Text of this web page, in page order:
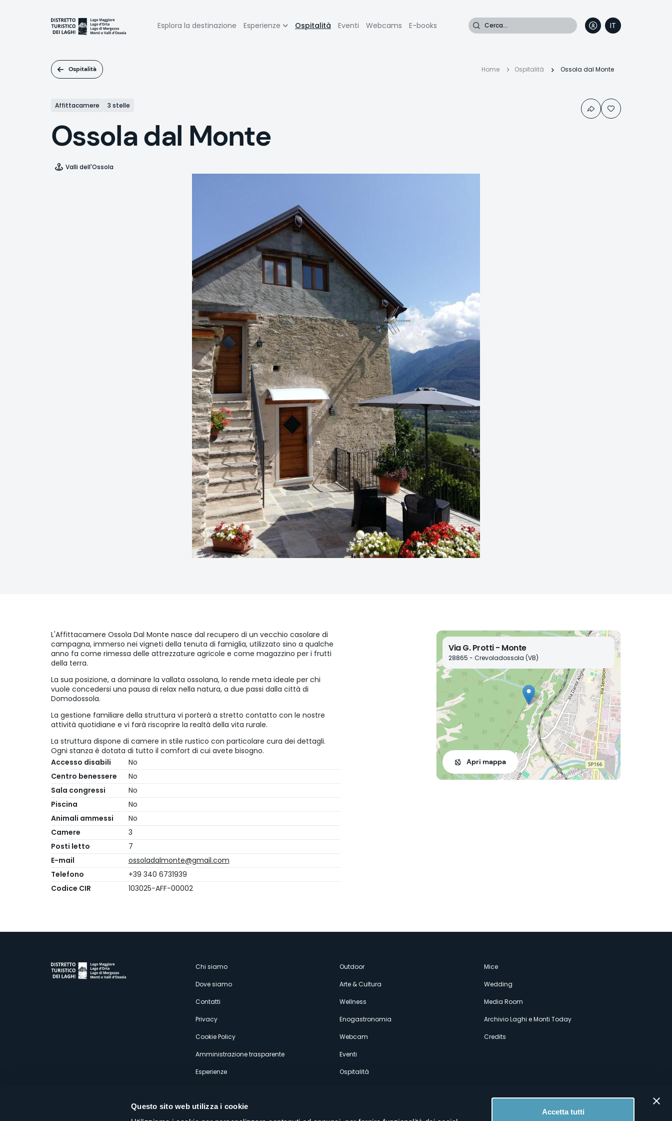
Questo sito web utilizza i cookie
Accetta tutti
Navigazione
Esplora la destinazione Esperienze Ospitalità Eventi Webcams E-books Cerca
IT
EN
FR
DE
Ospitalità
Briciole
Home Ospitalità Ossola dal Monte
Affittacamere 3 stelle
Ossola dal Monte
Valli dell'Ossola
L'Affittacamere Ossola Dal Monte nasce dal recupero di un vecchio casolare di
campagna, immerso nei vigneti della tenuta di famiglia, utilizzato sino a qualche
anno fa come rimessa delle attrezzature agricole e come magazzino per i frutti
della terra.
La sua posizione, a dominare la vallata ossolana, lo rende meta ideale per chi
vuole concedersi una pausa di relax nella natura, a due passi dalla città di
Domodossola.
La gestione familiare della struttura vi porterà a stretto contatto con le nostre
attività quotidiane e vi farà riscoprire la realtà della vita rurale.
La struttura dispone di camere in stile rustico con particolare cura dei dettagli.
Ogni stanza è dotata di tutto il comfort di cui avete bisogno.
Accesso disabili
No
Centro benessere
No
Sala congressi
No
Piscina
No
Animali ammessi
No
Camere
3
Posti letto
7
E-mail
ossoladalmonte@gmail.com
Telefono
+39 340 6731939
Codice CIR
103025-AFF-00002
Via G. Protti - Monte
28865 - Crevoladossola (VB)
Apri mappa
Menù
secondario
Chi siamo
Dove siamo
Contatti
Privacy
Cookie Policy
Amministrazione trasparente
Esperienze
Outdoor
Arte & Cultura
Wellness
Enogastronomia
Webcam
Eventi
Ospitalità
Mice
Wedding
Media Room
Archivio Laghi e Monti Today
Credits